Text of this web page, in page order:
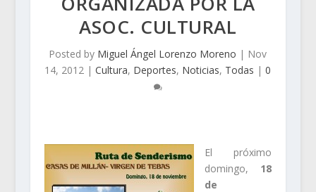
ASOC. CULTURAL
Posted by Miguel Ángel Lorenzo Moreno | Nov
14, 2012 |Cultura, Deportes, Noticias, Todas |0
El próximo
domingo, 18
de